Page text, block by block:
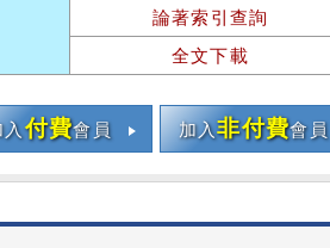
論著索引查詢
全文下載
入付費會員 加入非付費會員